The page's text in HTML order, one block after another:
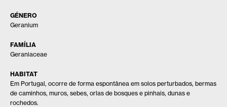
GÉNERO
Geranium
FAMÍLIA
Geraniaceae
HABITAT
Em Portugal, ocorre de forma espontânea em solos perturbados, bermas
de caminhos, muros, sebes, orlas de bosques e pinhais, dunas e
rochedos.